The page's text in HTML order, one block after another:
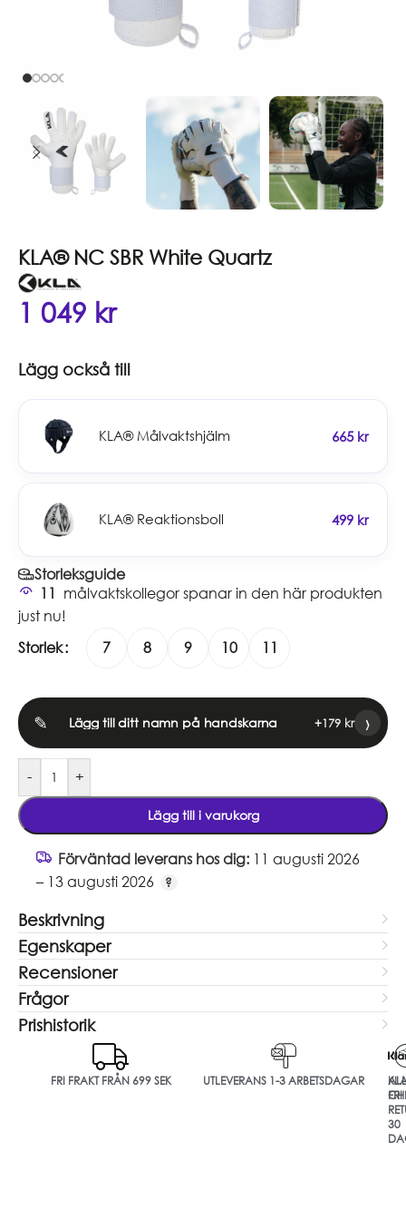
KLA® NC SBR White Quartz
1 049 kr
Lägg också till
KLA® Målvaktshjälm 665 kr
KLA® Reaktionsboll 499 kr
Storleksguide
11 målvaktskollegor spanar in den här produkten
just nu!
Storlek
7 8 9 10 11
✎ Lägg till ditt namn på handskarna +179 kr ›
- +
Lägg till i varukorg
Förväntad leverans hos dig: 11 augusti 2026
– 13 augusti 2026
Beskrivning
Egenskaper
Recensioner
Frågor
Prishistorik
FRI FRAKT FRÅN 699 SEK UTLEVERANS 1-3 ARBETSDAGAR
FRI
30